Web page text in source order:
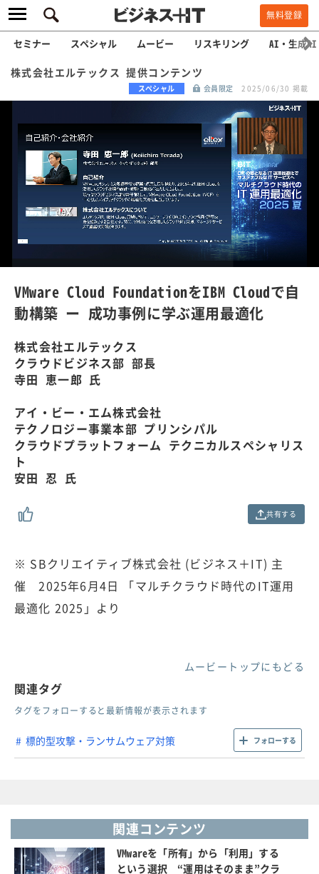
無料登録
セミナー スペシャル ムービー リスキリング AI・生成AI
株式会社エルテックス 提供コンテンツ
スペシャル 会員限定 2025/06/30 掲載
U
u
/
L
o
a
1
0
0
VMware Cloud FoundationをIBM Cloudで自
動構築 ー 成功事例に学ぶ運用最適化
株式会社エルテックス
クラウドビジネス部 部長
寺田 恵一郎 氏
アイ・ビー・エム株式会社
テクノロジー事業本部 プリンシパル
クラウドプラットフォーム テクニカルスペシャリス
ト
安田 忍 氏
共有する
※ SBクリエイティブ株式会社 (ビジネス＋IT) 主
催 2025年6月4日 「マルチクラウド時代のIT運用
最適化 2025」より
ムービートップにもどる
関連タグ
タグをフォローすると最新情報が表示されます
標的型攻撃・ランサムウェア対策 フォローする
関連コンテンツ
VMwareを「所有」から「利用」する
という選択 “運用はそのまま”クラ